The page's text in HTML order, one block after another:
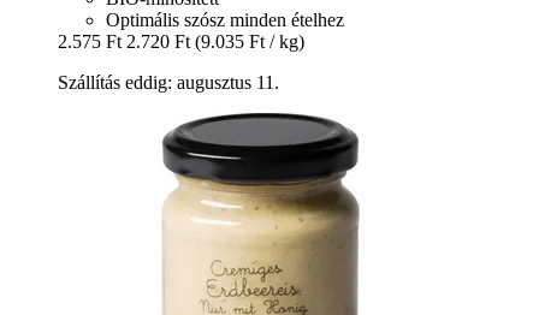
Optimális szósz minden ételhez
2.575 Ft 2.720 Ft (9.035 Ft / kg)
Szállítás eddig: augusztus 11.